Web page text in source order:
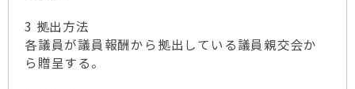
3 拠出方法
各議員が議員報酬から拠出している議員親交会か
ら贈呈する。